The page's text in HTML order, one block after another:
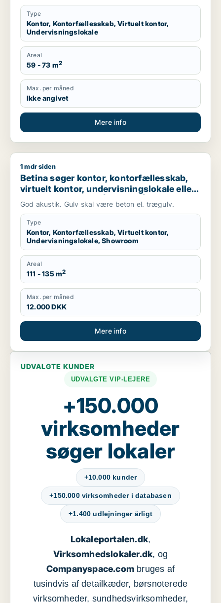
Type
Kontor, Kontorfællesskab, Virtuelt kontor,
Undervisningslokale
Areal
59 - 73 m2
Max. per måned
Ikke angivet
Mere info
Betina søger kontor, kontorfællesskab, virtuelt kontor,
1 mdr siden
Betina søger kontor, kontorfællesskab,
virtuelt kontor, undervisningslokale eller
showroom til leje i Århus N, Århus V eller
God akustik. Gulv skal være beton el. trægulv.
Type
Kontor, Kontorfællesskab, Virtuelt kontor,
Undervisningslokale, Showroom
Areal
111 - 135 m2
Max. per måned
12.000 DKK
Mere info
UDVALGTE KUNDER
UDVALGTE VIP-LEJERE
+150.000
virksomheder
søger lokaler
+10.000 kunder
+150.000 virksomheder i databasen
+1.400 udlejninger årligt
Lokaleportalen.dk,
Virksomhedslokaler.dk, og
Companyspace.com bruges af
tusindvis af detailkæder, børsnoterede
virksomheder, sundhedsvirksomheder,